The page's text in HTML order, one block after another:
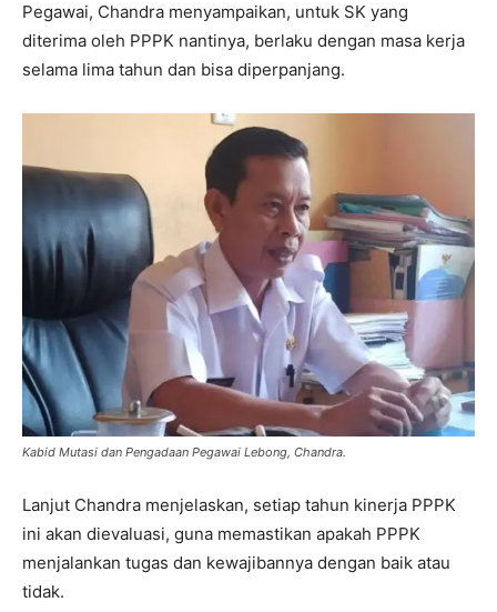
Pegawai, Chandra menyampaikan, untuk SK yang
diterima oleh PPPK nantinya, berlaku dengan masa kerja
selama lima tahun dan bisa diperpanjang.
Kabid Mutasi dan Pengadaan Pegawai Lebong, Chandra.
Lanjut Chandra menjelaskan, setiap tahun kinerja PPPK
ini akan dievaluasi, guna memastikan apakah PPPK
menjalankan tugas dan kewajibannya dengan baik atau
tidak.